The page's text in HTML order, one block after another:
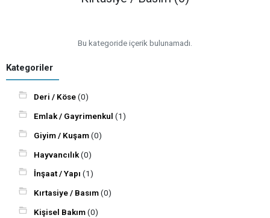
Bu kategoride içerik bulunamadı.
Kategoriler
Deri / Köse(0)
Emlak / Gayrimenkul(1)
Giyim / Kuşam(0)
Hayvancılık(0)
İnşaat / Yapı(1)
Kırtasiye / Basım(0)
Kişisel Bakım(0)